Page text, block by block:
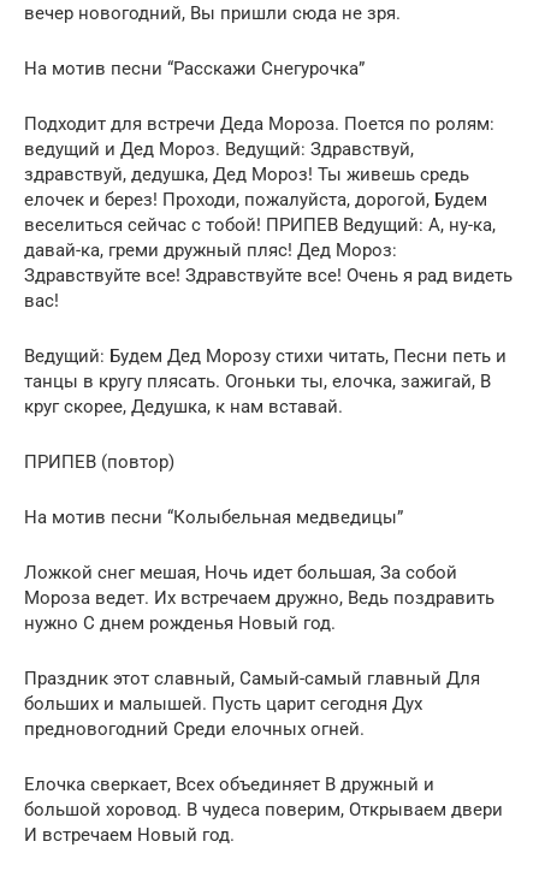
вечер новогодний, Вы пришли сюда не зря.
На мотив песни “Расскажи Снегурочка”
Подходит для встречи Деда Мороза. Поется по ролям:
ведущий и Дед Мороз. Ведущий: Здравствуй,
здравствуй, дедушка, Дед Мороз! Ты живешь средь
елочек и берез! Проходи, пожалуйста, дорогой, Будем
веселиться сейчас с тобой! ПРИПЕВ Ведущий: А, ну-ка,
давай-ка, греми дружный пляс! Дед Мороз:
Здравствуйте все! Здравствуйте все! Очень я рад видеть
вас!
Ведущий: Будем Дед Морозу стихи читать, Песни петь и
танцы в кругу плясать. Огоньки ты, елочка, зажигай, В
круг скорее, Дедушка, к нам вставай.
ПРИПЕВ (повтор)
На мотив песни “Колыбельная медведицы”
Ложкой снег мешая, Ночь идет большая, За собой
Мороза ведет. Их встречаем дружно, Ведь поздравить
нужно С днем рожденья Новый год.
Праздник этот славный, Самый-самый главный Для
больших и малышей. Пусть царит сегодня Дух
предновогодний Среди елочных огней.
Елочка сверкает, Всех объединяет В дружный и
большой хоровод. В чудеса поверим, Открываем двери
И встречаем Новый год.